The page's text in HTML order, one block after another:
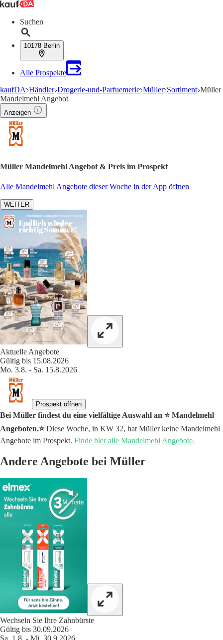
Suchen
10178 Berlin
Alle Prospekte
kaufDA Händler Drogerie-und-Parfuemerie Müller Sortiment Müller
Mandelmehl Angebot
Anzeigen
Müller Mandelmehl Angebot & Preis im Prospekt
Alle Mandelmehl Angebote dieser Woche in der App öffnen
WEITER
Aktuelle Angebote
Gültig bis 15.08.2026
Mo. 3.8. - Sa. 15.8.2026
Prospekt öffnen
Bei Müller findest du eine vielfältige Auswahl an ⭐️ Mandelmehl
Angeboten.⭐️Diese Woche, in KW 32, hat Müller keine Mandelmehl
Angebote im Prospekt. Finde hier alle Mandelmehl Angebote.
Andere Angebote bei Müller
Wechseln Sie Ihre Zahnbürste
Gültig bis 30.09.2026